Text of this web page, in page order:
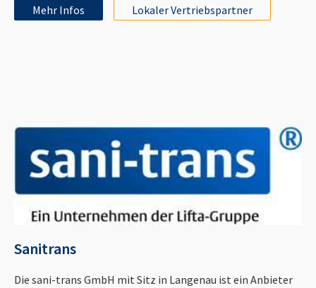
Mehr Infos Lokaler Vertriebspartner
Sanitrans
Die sani-trans GmbH mit Sitz in Langenau ist ein Anbieter